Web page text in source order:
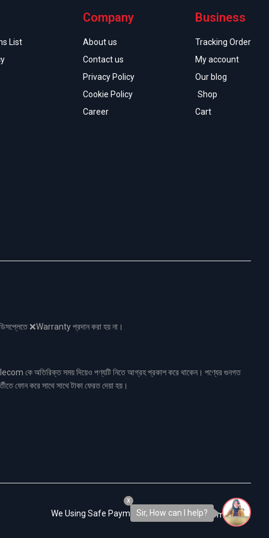
List
Company
About us
Contact us
Privacy Policy
Cookie Policy
Career
Business
Tracking Order
My account
Our blog
Shop
Cart
❌Warranty প্রদান করা হয় না।
কে অতিরিক্ত সময় দিয়েও পণ্যটি নিতে আগ্রহ প্রকাশ করে থাকেন। পণ্যের গুনগত
ফোন করে সাথে সাথে টাকা ফেরত দেয়া হয়।
We Using Safe Payment For:Sir, How can I help?
x